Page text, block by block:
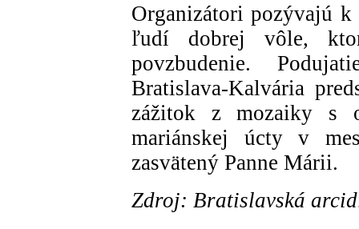
Organizátori pozývajú
ľudí dobrej vôle,
povzbudenie.
Bratislava-Kalvária
zážitok z mozaiky s
mariánskej úcty v
zasvätený Panne Márii.
Zdroj: Bratislavská